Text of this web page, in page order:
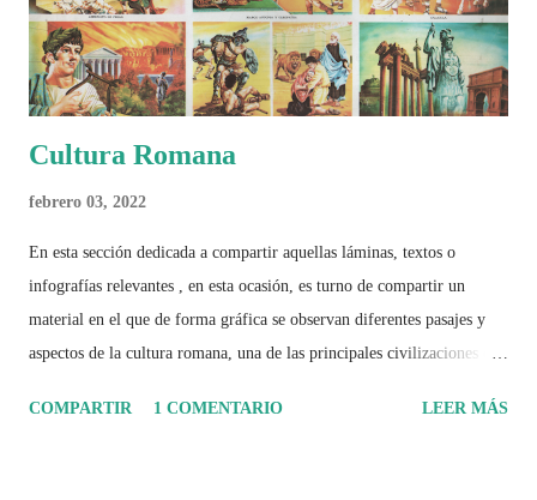
Cultura Romana
febrero 03, 2022
En esta sección dedicada a compartir aquellas láminas, textos o
infografías relevantes , en esta ocasión, es turno de compartir un
material en el que de forma gráfica se observan diferentes pasajes y
aspectos de la cultura romana, una de las principales civilizaciones que
COMPARTIR
1 COMENTARIO LEER MÁS